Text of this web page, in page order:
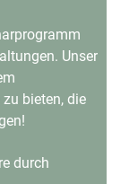
Unser
zu bieten, die
durch